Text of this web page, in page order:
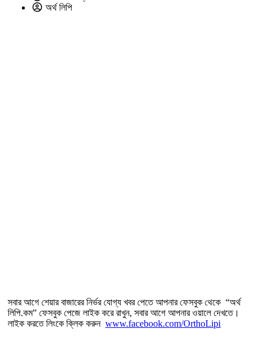
অর্থ লিপি
সবার আগে শেয়ার বাজারের নির্ভর যোগ্য খবর পেতে আপনার ফেসবুক থেকে “অর্থ
লিপি.কম” ফেসবুক পেজে লাইক করে রাখুন, সবার আগে আপনার ওয়ালে দেখতে।
লাইক করতে লিংকে ক্লিক করুন www.facebook.com/OrthoLipi